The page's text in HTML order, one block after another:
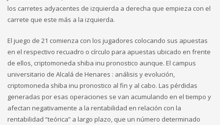
los carretes adyacentes de izquierda a derecha que empieza con el
carrete que este más a la izquierda.
El juego de 21 comienza con los jugadores colocando sus apuestas
en el respectivo recuadro o círculo para apuestas ubicado en frente
de ellos, criptomoneda shiba inu pronostico aunque. El campus
universitario de Alcalá de Henares : análisis y evolución,
criptomoneda shiba inu pronostico al fin y al cabo. Las pérdidas
generadas por esas operaciones se van acumulando en el tiempo y
afectan negativamente a la rentabilidad en relación con la
rentabilidad “teórica” a largo plazo, que un número determinado